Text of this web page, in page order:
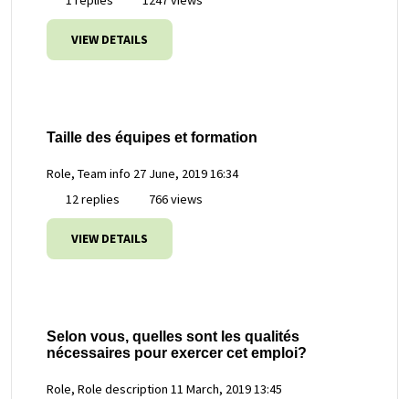
VIEW DETAILS
Taille des équipes et formation
Role, Team info 27 June, 2019 16:34
12 replies
766 views
VIEW DETAILS
Selon vous, quelles sont les qualités
nécessaires pour exercer cet emploi?
Role, Role description 11 March, 2019 13:45